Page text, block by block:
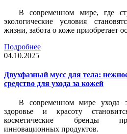
В современном мире, где
экологические условия
жизни, забота о коже приобретает
Подробнее
04.10.2025
Двухфазный мусс для тела:
средство для ухода за кожей
В современном мире ухода
здоровье и красоту
косметические бренды
инновационных продуктов.